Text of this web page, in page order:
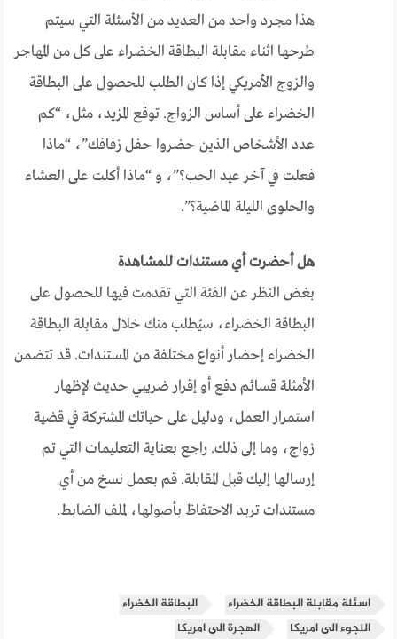
هذا مجرد واحد من العديد من الأسئلة التي سيتم
طرحها اثناء مقابلة البطاقة الخضراء على كل من المهاجر
والزوج الأمريكي إذا كان الطلب للحصول على البطاقة
الخضراء على أساس الزواج. توقع المزيد، مثل، “كم
عدد الأشخاص الذين حضروا حفل زفافك”، “ماذا
فعلت في آخر عيد الحب؟”، و “ماذا أكلت على العشاء
والحلوى الليلة الماضية؟”.
هل أحضرت أي مستندات للمشاهدة
بغض النظر عن الفئة التي تقدمت فيها للحصول على
البطاقة الخضراء، سيُطلب منك خلال مقابلة البطاقة
الخضراء إحضار أنواع مختلفة من المستندات. قد تتضمن
الأمثلة قسائم دفع أو إقرار ضريبي حديث لإظهار
استمرار العمل، ودليل على حياتك المشتركة في قضية
زواج، وما إلى ذلك. راجع بعناية التعليمات التي تم
إرسالها إليك قبل المقابلة. قم بعمل نسخ من أي
مستندات تريد الاحتفاظ بأصولها، لملف الضابط.
اسئلة مقابلة البطاقة الخضراء
البطاقة الخضراء
اللجوء الى امريكا
الهجرة الى امريكا